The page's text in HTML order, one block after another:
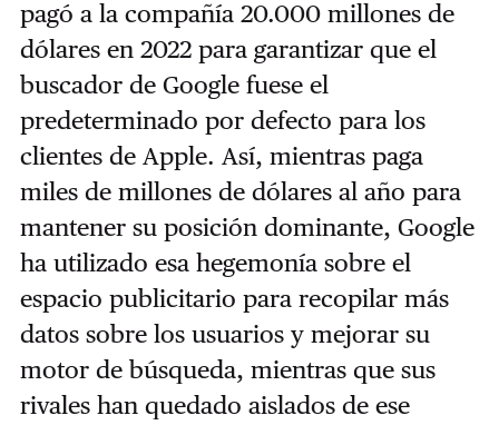
pagó a la compañía 20.000 millones de
dólares en 2022 para garantizar que el
buscador de Google fuese el
predeterminado por defecto para los
clientes de Apple. Así, mientras paga
miles de millones de dólares al año para
mantener su posición dominante, Google
ha utilizado esa hegemonía sobre el
espacio publicitario para recopilar más
datos sobre los usuarios y mejorar su
motor de búsqueda, mientras que sus
rivales han quedado aislados de ese